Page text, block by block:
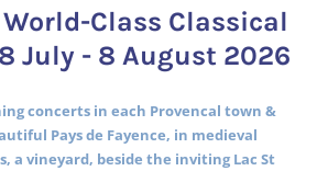
Class Classical
July - 8 August 2026
concerts in each Provencal town &
Pays de Fayence, in medieval
a vineyard, beside the inviting Lac St